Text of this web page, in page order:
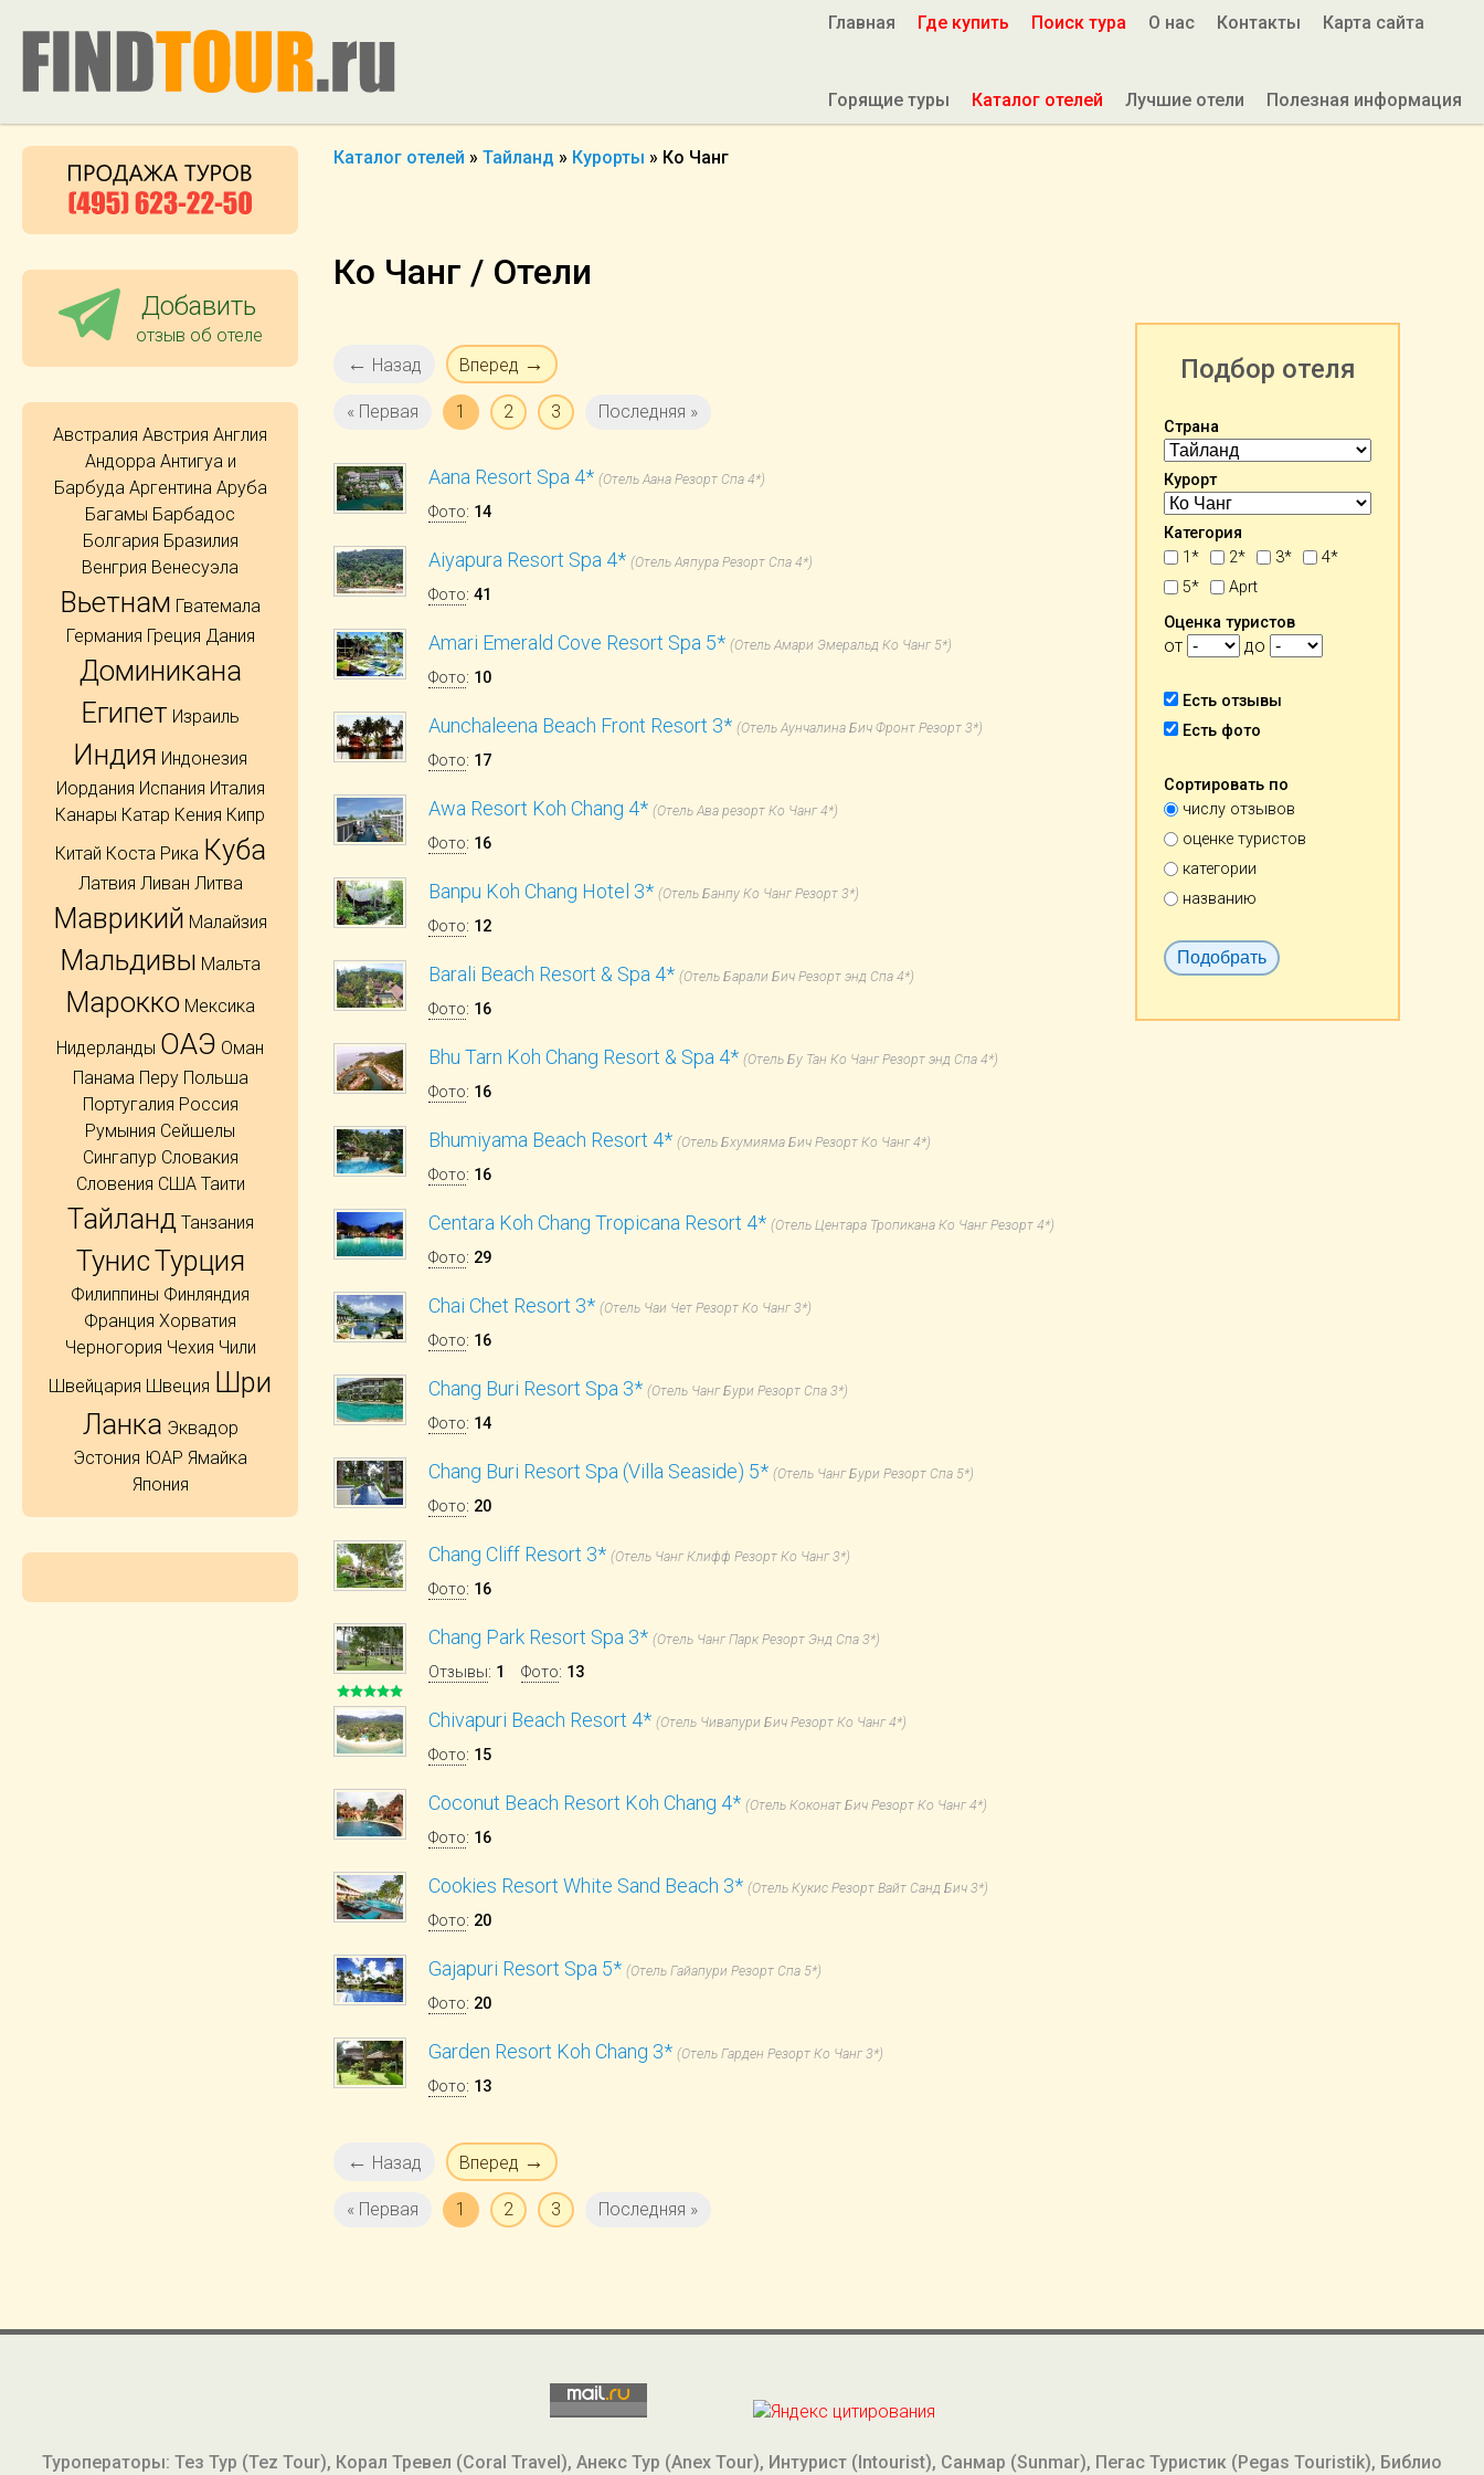
Главная Где купить Поиск тура О нас Контакты Карта сайта
Горящие туры Каталог отелей Лучшие отели Полезная информация
Каталог отелей » Тайланд » Курорты » Ко Чанг
Ко Чанг / Отели
← Назад Вперед →
« Первая 1 2 3 Последняя »
Aana Resort Spa 4* (Отель Аана Резорт Спа 4*)
Фото: 14
Aiyapura Resort Spa 4* (Отель Аяпура Резорт Спа 4*)
Фото: 41
Amari Emerald Cove Resort Spa 5* (Отель Амари Эмеральд Ко Чанг 5*)
Фото: 10
Aunchaleena Beach Front Resort 3* (Отель Аунчалина Бич Фронт Резорт 3*)
Фото: 17
Awa Resort Koh Chang 4* (Отель Ава резорт Ко Чанг 4*)
Фото: 16
Banpu Koh Chang Hotel 3* (Отель Банпу Ко Чанг Резорт 3*)
Фото: 12
Barali Beach Resort & Spa 4* (Отель Барали Бич Резорт энд Спа 4*)
Фото: 16
Bhu Tarn Koh Chang Resort & Spa 4* (Отель Бу Тан Ко Чанг Резорт энд Спа 4*)
Фото: 16
Bhumiyama Beach Resort 4* (Отель Бхумияма Бич Резорт Ко Чанг 4*)
Фото: 16
Centara Koh Chang Tropicana Resort 4* (Отель Центара Тропикана Ко Чанг Резорт 4*)
Фото: 29
Chai Chet Resort 3* (Отель Чаи Чет Резорт Ко Чанг 3*)
Фото: 16
Chang Buri Resort Spa 3* (Отель Чанг Бури Резорт Спа 3*)
Фото: 14
Chang Buri Resort Spa (Villa Seaside) 5* (Отель Чанг Бури Резорт Спа 5*)
Фото: 20
Chang Cliff Resort 3* (Отель Чанг Клифф Резорт Ко Чанг 3*)
Фото: 16
Chang Park Resort Spa 3* (Отель Чанг Парк Резорт Энд Спа 3*)
Отзывы: 1 Фото: 13
Chivapuri Beach Resort 4* (Отель Чивапури Бич Резорт Ко Чанг 4*)
Фото: 15
Coconut Beach Resort Koh Chang 4* (Отель Коконат Бич Резорт Ко Чанг 4*)
Фото: 16
Cookies Resort White Sand Beach 3* (Отель Кукис Резорт Вайт Санд Бич 3*)
Фото: 20
Gajapuri Resort Spa 5* (Отель Гайапури Резорт Спа 5*)
Фото: 20
Garden Resort Koh Chang 3* (Отель Гарден Резорт Ко Чанг 3*)
Фото: 13
← Назад Вперед →
« Первая 1 2 3 Последняя »
Подбор отеля
Страна
Курорт
Категория
1*
2* 3*
4*
5*
Aprt
Оценка туристов
от до
Есть отзывы
Есть фото
Сортировать по
числу отзывов
оценке туристов
категории
названию
Добавить
отзыв об отеле
Австралия Австрия Англия
Андорра Антигуа и
Барбуда Аргентина Аруба
Багамы Барбадос
Болгария Бразилия
Венгрия Венесуэла
Вьетнам Гватемала
Германия Греция Дания
Доминикана
Египет Израиль
Индия Индонезия
Иордания Испания Италия
Канары Катар Кения Кипр
Китай Коста Рика Куба
Латвия Ливан Литва
Маврикий Малайзия
Мальдивы Мальта
Марокко Мексика
Нидерланды ОАЭ Оман
Панама Перу Польша
Португалия Россия
Румыния Сейшелы
Сингапур Словакия
Словения США Таити
Тайланд Танзания
ТунисТурция
Филиппины Финляндия
Франция Хорватия
Черногория Чехия Чили
Швейцария Швеция Шри
Ланка Эквадор
Эстония ЮАР Ямайка
Япония
Туроператоры: Тез Тур (Tez Tour), Корал Тревел (Coral Travel), Анекс Тур (Anex Tour), Интурист (Intourist), Санмар (Sunmar), Пегас Туристик (Pegas Touristik), Библио